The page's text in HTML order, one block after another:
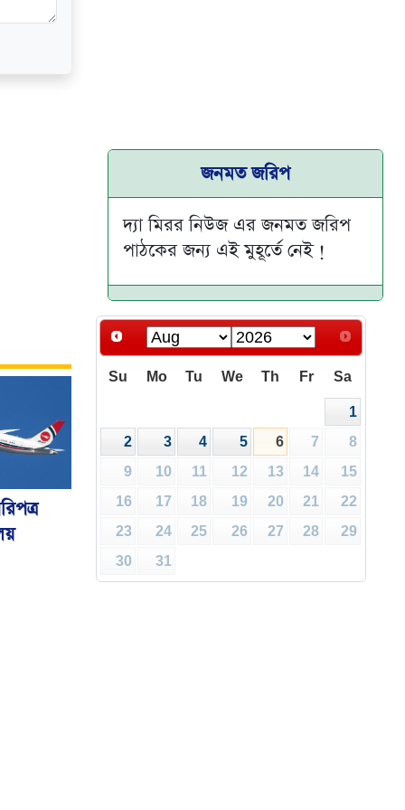
জনমত জরিপ
দ্যা মিরর নিউজ এর জনমত জরিপ
পাঠকের জন্য এই মুহূর্তে নেই !
Su Mo Tu We Th Fr Sa
1
2
3 4 5 6 7
8
9
10 11 12 13 14
15
16
17 18 19 20 21
22
23
24 25 26 27 28
29
30
31